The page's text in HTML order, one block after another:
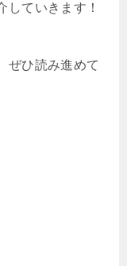
していきます！
ぜひ読み進めて